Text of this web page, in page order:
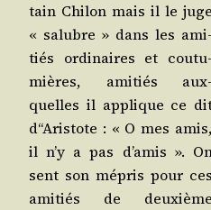
tain Chi­lon mais il le juge
« salubre » dans les ami­
tiés ordi­naires et cou­tu­
mières, ami­tiés aux­
quelles il applique ce
d“Aristote : « O mes amis,
il n’y a pas d’a­mis ».
sent son mépris pour ces
ami­tiés de deuxième